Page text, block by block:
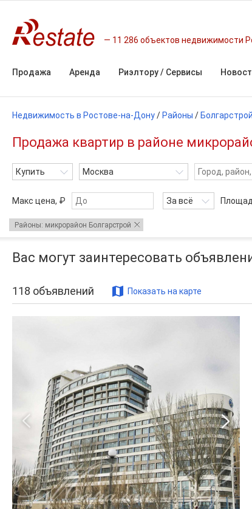
11 286 объектов недвижимости
Продажа Аренда Риэлтору / Сервисы
Недвижимость в Ростове-на-Дону/ Районы /
Продажа квартир в районе
Купить Москва
Макс цена, ₽ За всё
Районы: микрорайон Болгарстрой
Вас могут заинтересовать
118 объявлений Показать на карте